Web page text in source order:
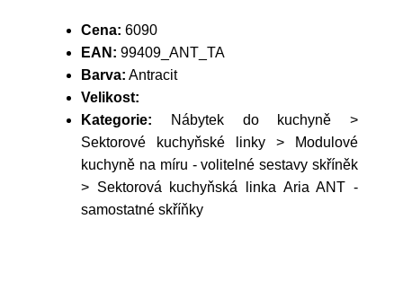
Cena: 6090
EAN: 99409_ANT_TA
Barva: Antracit
Velikost:
Kategorie: Nábytek do kuchyně >
Sektorové kuchyňské linky > Modulové
kuchyně na míru - volitelné sestavy skříněk
> Sektorová kuchyňská linka Aria ANT -
samostatné skříňky